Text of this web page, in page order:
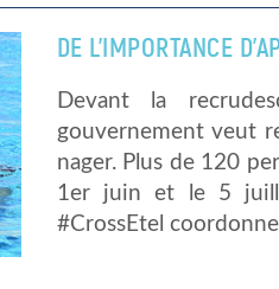
DE L’IMPORTANCE
Devant la
gouvernement veut
nager. Plus de 120
1er juin et le 5
#CrossEtel